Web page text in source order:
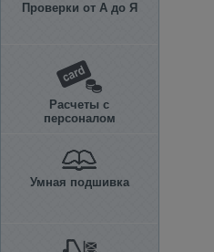
Проверки от А до Я
Расчеты с
персоналом
Умная подшивка